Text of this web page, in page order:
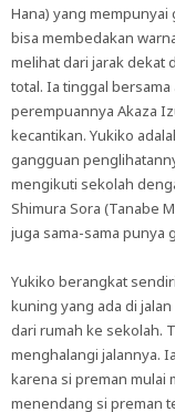
Hana) yang
bisa membedakan
melihat dari jarak dekat
total. Ia tinggal
perempuannya Akaza
kecantikan. Yukiko
gangguan
mengikuti sekolah
Shimura Sora (Tanabe
juga sama-sama punya
Yukiko berangkat
kuning yang ada di
dari rumah ke sekolah.
menghalangi jalannya.
karena si preman mulai
menendang si preman